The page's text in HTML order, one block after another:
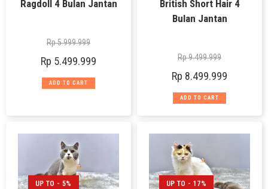
Ragdoll 4 Bulan Jantan
Rp5.999.999
Rp 5.499.999
ADD TO CART
British Short Hair 4
Bulan Jantan
Rp9.499.999
Rp 8.499.999
ADD TO CART
UP TO - 5% UP TO - 17%